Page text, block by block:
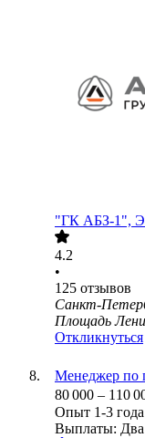
"ГК АБЗ-1",
4.2
•
125 отзывов
Санкт-
Площадь
Откликнуться
Менеджер по
80 000 – 110
Опыт 1-3 года
Выплаты: Два